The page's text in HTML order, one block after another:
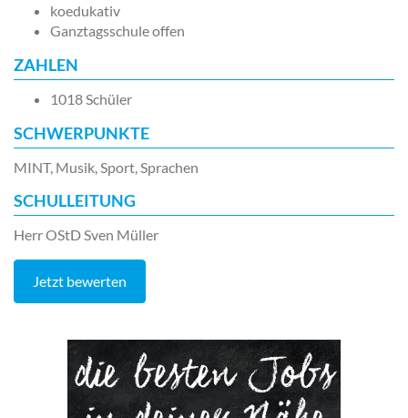
koedukativ
Ganztagsschule offen
ZAHLEN
1018 Schüler
SCHWERPUNKTE
MINT, Musik, Sport, Sprachen
SCHULLEITUNG
Herr OStD Sven Müller
Jetzt bewerten